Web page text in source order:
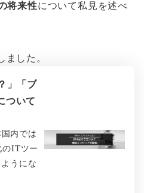
将来性について私見を述べ
した。
」「ブ
ついて
内では
のITツー
うにな